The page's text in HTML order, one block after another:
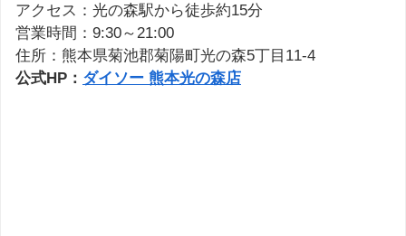
アクセス：光の森駅から徒歩約15分
営業時間：9:30～21:00
住所：熊本県菊池郡菊陽町光の森5丁目11-4
公式HP： ダイソー 熊本光の森店